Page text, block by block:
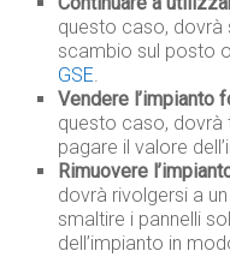
questo caso, dovrà
scambio sul posto
GSE.
Vendere l’impianto
questo caso, dovrà
pagare il valore
Rimuovere
dovrà rivolgersi a
smaltire i pannelli
dell’impianto in